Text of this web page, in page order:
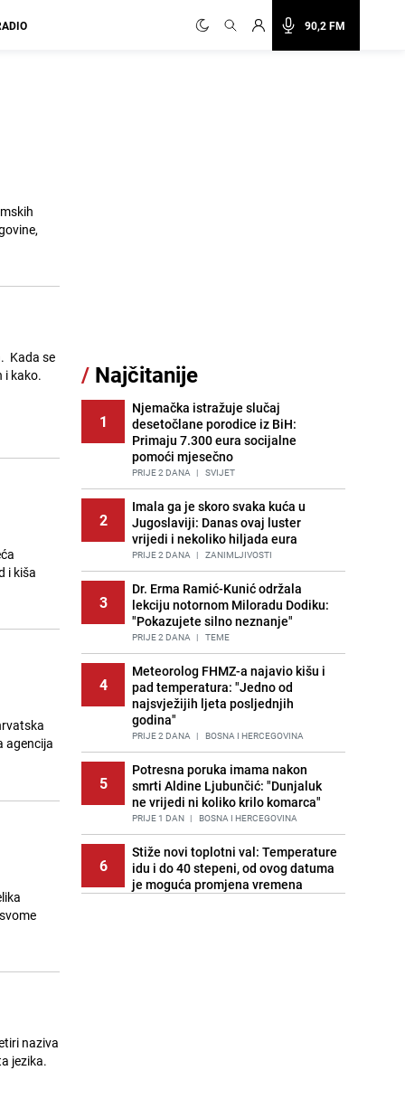
90,2 FM
Kada se
i kako.
i kiša
agencija
naziva
jezika.
/ Najčitanije
1
Njemačka istražuje slučaj
desetočlane porodice iz BiH:
Primaju 7.300 eura socijalne
pomoći mjesečno
PRIJE 2 DANA | SVIJET
2
Imala ga je skoro svaka kuća u
Jugoslaviji: Danas ovaj luster
vrijedi i nekoliko hiljada eura
PRIJE 2 DANA | ZANIMLJIVOSTI
3
Dr. Erma Ramić-Kunić održala
lekciju notornom Miloradu Dodiku:
"Pokazujete silno neznanje"
PRIJE 2 DANA | TEME
4
Meteorolog FHMZ-a najavio kišu i
pad temperatura: "Jedno od
najsvježijih ljeta posljednjih
godina"
PRIJE 2 DANA | BOSNA I HERCEGOVINA
5
Potresna poruka imama nakon
smrti Aldine Ljubunčić: "Dunjaluk
ne vrijedi ni koliko krilo komarca"
PRIJE 1 DAN | BOSNA I HERCEGOVINA
6
Stiže novi toplotni val: Temperature
idu i do 40 stepeni, od ovog datuma
je moguća promjena vremena